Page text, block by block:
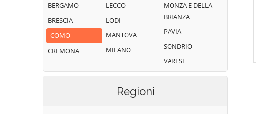
Bellagio
Bene Lario
Beregazzo con
Figliaro
Bizzarone
Faloppio
Fenegrò
Figino Serenza
Fino Mornasco
Grandate
Pognana Lario
Ponna
Ponte Lambro
Porlezza
Proserpio
BERGAMO
BRESCIA
COMO
CREMONA
LECCO
LODI
MANTOVA
MILANO
MONZA E DELLA
BRIANZA
PAVIA
SONDRIO
VARESE
Regioni